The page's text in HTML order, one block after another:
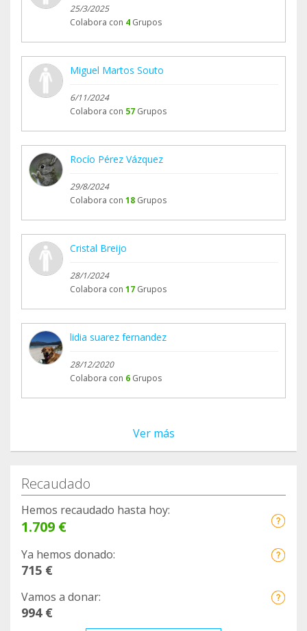
25/3/2025
Colabora con 4 Grupos
Miguel Martos Souto
6/11/2024
Colabora con 57 Grupos
Rocío Pérez Vázquez
29/8/2024
Colabora con 18 Grupos
Cristal Breijo
28/1/2024
Colabora con 17 Grupos
lidia suarez fernandez
28/12/2020
Colabora con 6 Grupos
Ver más
Recaudado
Hemos recaudado hasta hoy:
1.709 €
Ya hemos donado:
715 €
Vamos a donar:
994 €